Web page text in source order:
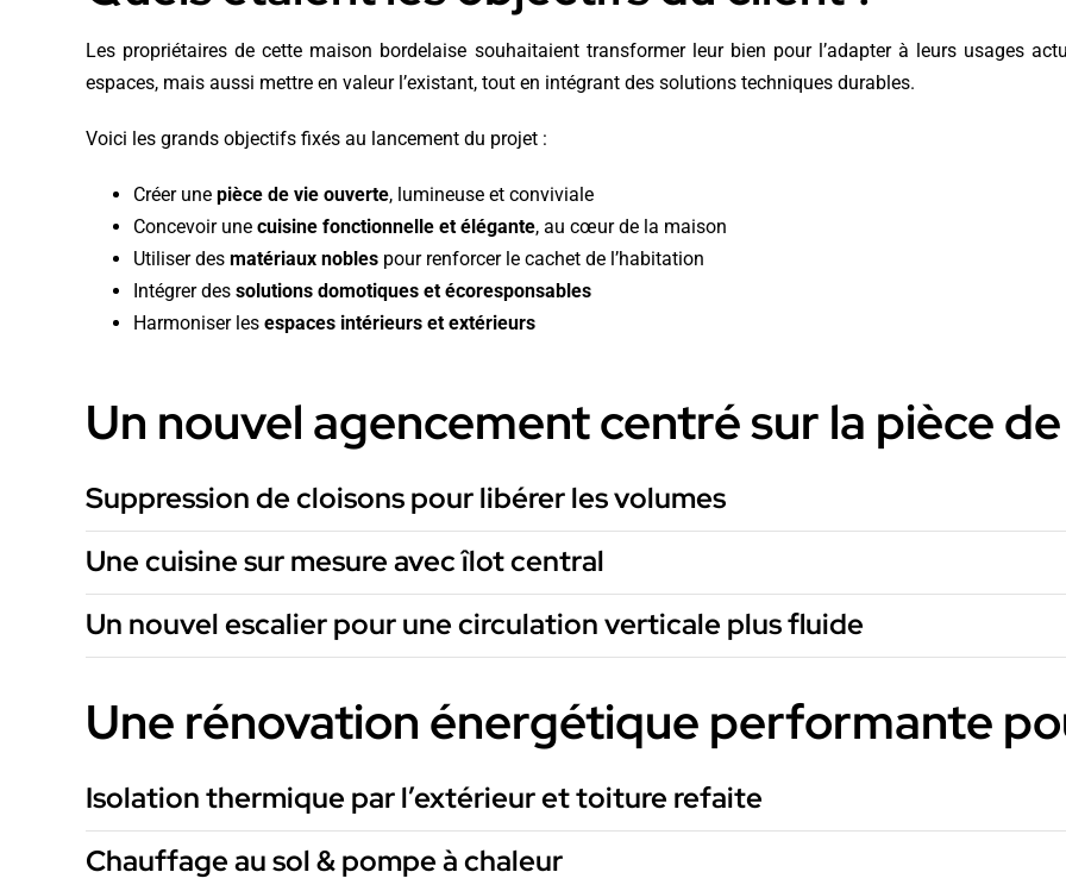
Les propriétaires de cette maison bordelaise souhaitaient transformer leur bien pour l’adapter à leurs usages
espaces, mais aussi mettre en valeur l’existant, tout en intégrant des solutions techniques durables.
Voici les grands objectifs fixés au lancement du projet :
Créer une pièce de vie ouverte, lumineuse et conviviale
Concevoir une cuisine fonctionnelle et élégante, au cœur de la maison
Utiliser des matériaux noblespour renforcer le cachet de l’habitation
Intégrer des solutions domotiques et écoresponsables
Harmoniser les espaces intérieurs et extérieurs
Un nouvel agencement centré sur la pièce
Suppression de cloisons pour libérer les volumes
Une cuisine sur mesure avec îlot central
Un nouvel escalier pour une circulation verticale plus fluide
Une rénovation énergétique performante
Isolation thermique par l’extérieur et toiture refaite
Chauffage au sol & pompe à chaleur